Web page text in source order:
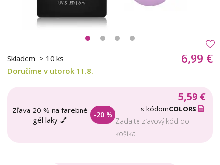
Skladom > 10 ks
Doručíme v utorok 11.8.
6,99 €
Zľava 20 % na farebné
gél laky 💅
-20 %
5,59 €
s kódomCOLORS
Zadajte zľavový kód do
košíka